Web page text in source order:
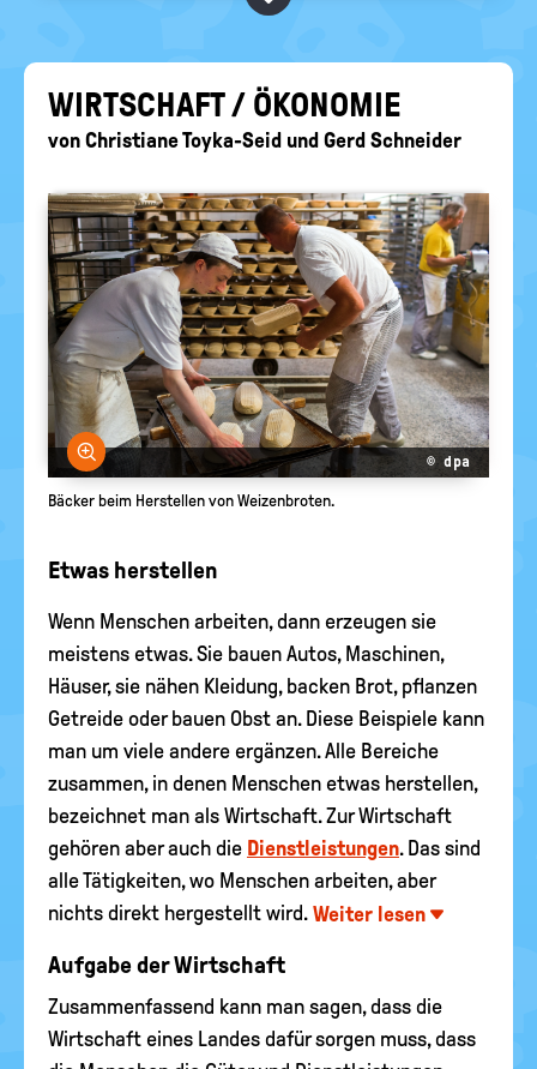
politische
EURE AKTUELLEN FRAGEN...
WIRT­SCHAFT / ÖKO­NO­MIE
von Christiane Toyka-Seid und Gerd Schneider
Bild vergrößern
© dpa
Bäcker beim Herstellen von Weizenbroten.
Etwas herstellen
Wenn Menschen arbeiten, dann erzeugen sie
meistens etwas. Sie bauen Autos, Maschinen,
Häuser, sie nähen Kleidung, backen Brot, pflanzen
Getreide oder bauen Obst an. Diese Beispiele kann
man um viele andere ergänzen. Alle Bereiche
zusammen, in denen Menschen etwas herstellen,
bezeichnet man als Wirtschaft. Zur Wirtschaft
gehören aber auch die Dienstleistungen. Das sind
alle Tätigkeiten, wo Menschen arbeiten, aber
nichts direkt hergestellt wird. Weiter lesen
Aufgabe der Wirtschaft
Zusammenfassend kann man sagen, dass die
Wirtschaft eines Landes dafür sorgen muss, dass